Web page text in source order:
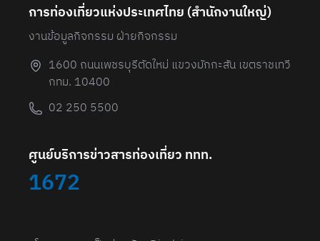
การท่องเที่ยวแห่งประเทศไทย (สํานักงานใหญ่)
งานข้อมูลกิจกรรม ฝ่ายกิจกรรม
1600 ถนนเพชรบุรีตัดใหม่ แขวงมักกะสัน เขตราชเทวี
กทม. 10400
02 250 5500
ศูนย์บริการข่าวสารท่องเที่ยว ททท.
1672